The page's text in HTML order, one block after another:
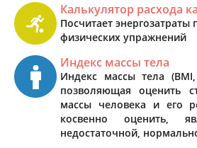
Калькулятор расхода
Посчитает
физических упражнений
Индекс массы тела
Индекс массы тела
позволяющая оценить
массы человека и его
косвенно оценить,
недостаточной,